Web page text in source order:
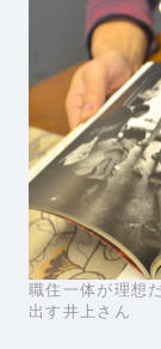
職住一体が理想
出す井上さん